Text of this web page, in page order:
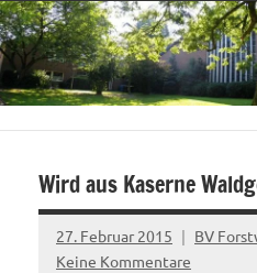
Wird aus Kaserne
27. Februar 2015
BV
Keine Kommentare